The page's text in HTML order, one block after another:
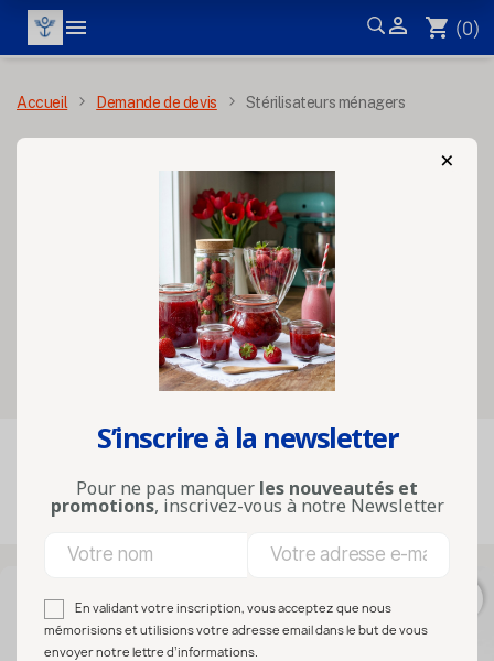
  shopping_cart (0)
MENU
Accueil Demande de devis Stérilisateurs ménagers
Stérilisateurs
ménagers
Sélectionnez vos options
Affichage 1-21 de 21 article(s)
×
S’inscrire à la newsletter
Pour ne pas manquer les nouveautés et
promotions, inscrivez-vous à notre Newsletter
En validant votre inscription, vous acceptez que nous
mémorisions et utilisions votre adresse email dans le but de vous
envoyer notre lettre d’informations.